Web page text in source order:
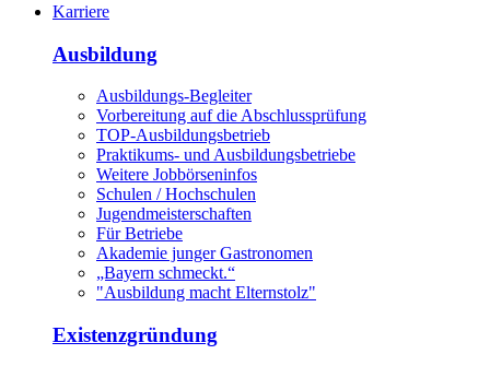
Karriere
Ausbildung
Ausbildungs-Begleiter
Vorbereitung auf die Abschlussprüfung
TOP-Ausbildungsbetrieb
Praktikums- und Ausbildungsbetriebe
Weitere Jobbörseninfos
Schulen / Hochschulen
Jugendmeisterschaften
Für Betriebe
Akademie junger Gastronomen
„Bayern schmeckt.“
"Ausbildung macht Elternstolz"
Existenzgründung